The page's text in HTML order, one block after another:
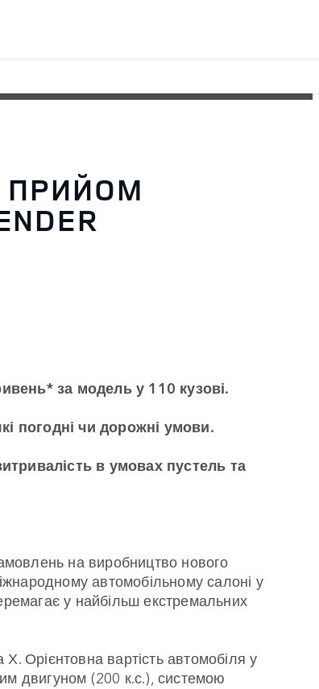
ПРИЙОМ
за модель у 110 кузові.
погодні чи дорожні умови.
в умовах пустель та
на виробництво нового
автомобільному салоні у
у найбільш екстремальних
Орієнтовна вартість автомобіля у
двигуном (200 к.с.), системою